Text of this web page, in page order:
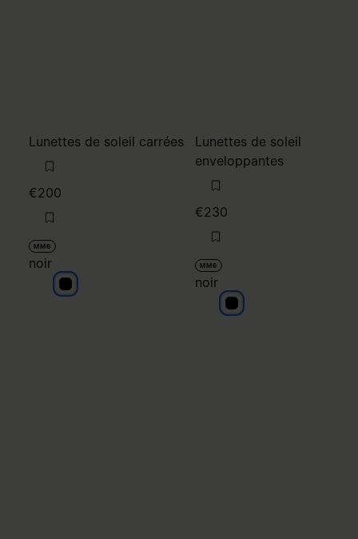
Lunettes de soleil carrées
€200
MM6
noir
noir
Lunettes de soleil
enveloppantes
€230
MM6
noir
noir